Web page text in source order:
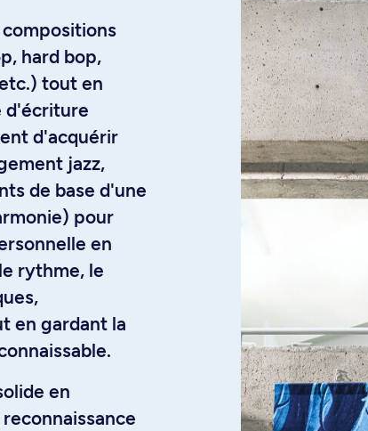
hard bop,
tout en
d'écriture
d'acquérir
jazz,
de base d'une
pour
en
rythme, le
en gardant la
en